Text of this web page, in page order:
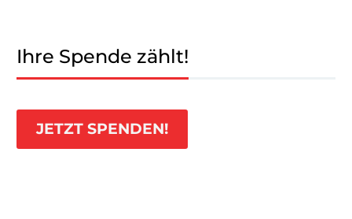
Ihre Spende zählt!
JETZT SPENDEN!